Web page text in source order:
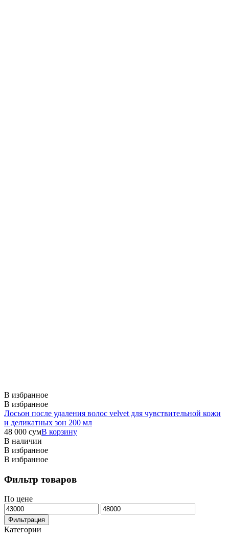
В избранное
В избранное
Лосьон после удаления волос velvet для чувствительной кожи
и деликатных зон 200 мл
48 000 сумВ корзину
В наличии
В избранное
В избранное
Фильтр товаров
По цене
Минимальная
цена
Максимальная
цена
Фильтрация
Категории